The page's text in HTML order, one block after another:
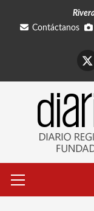
Contáctanos
primario